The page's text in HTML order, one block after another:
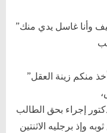
وأنا غاسل يدي منك”
منكم زينة العقل”
إجراء بحق الطالب
وإذ برجليه الاثنتين